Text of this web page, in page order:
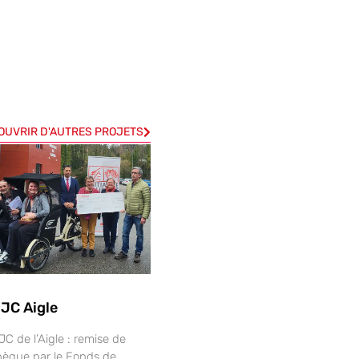
D'AUTRES PROJETS
Aigle
de l’Aigle : remise de